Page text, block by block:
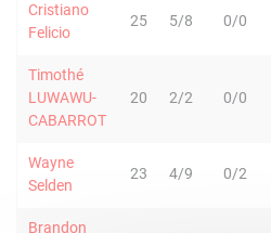
Cristiano
Felicio
25 5/8 0/0
Timothé
LUWAWU-
CABARROT
20 2/2 0/0
Wayne
Selden
23 4/9 0/2
Brandon